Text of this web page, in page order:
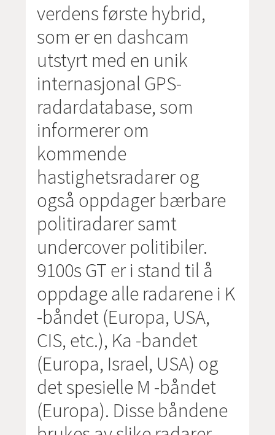
verdens første hybrid,
som er en dashcam
utstyrt med en unik
internasjonal GPS-
radardatabase, som
informerer om
kommende
hastighetsradarer og
også oppdager bærbare
politiradarer samt
undercover politibiler.
9100s GT er i stand til å
oppdage alle radarene i K
-båndet (Europa, USA,
CIS, etc.), Ka -bandet
(Europa, Israel, USA) og
det spesielle M -båndet
(Europa). Disse båndene